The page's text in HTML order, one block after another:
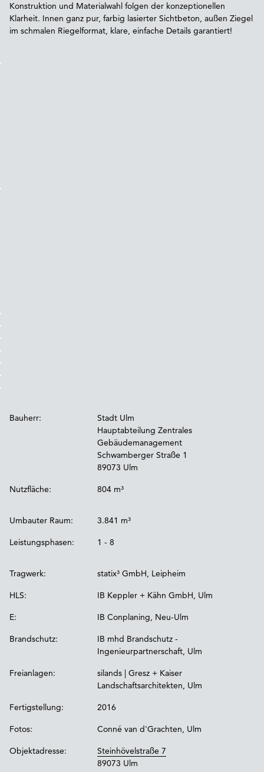
Konstruktion und Materialwahl folgen der konzeptionellen
Klarheit. Innen ganz pur, farbig lasierter Sichtbeton, außen Ziegel
im schmalen Riegelformat, klare, einfache Details garantiert!
Bauherr:
Stadt Ulm
Hauptabteilung Zentrales
Gebäudemanagement
Schwamberger Straße 1
89073 Ulm
Nutzfläche: 804 m³
Umbauter Raum: 3.841 m³
Leistungsphasen: 1 - 8
Tragwerk: statix³ GmbH, Leipheim
HLS: IB Keppler + Kähn GmbH, Ulm
E: IB Conplaning, Neu-Ulm
Brandschutz:
IB mhd Brandschutz -
Ingenieurpartnerschaft, Ulm
Freianlagen:
silands | Gresz + Kaiser
Landschaftsarchitekten, Ulm
Fertigstellung: 2016
Fotos: Conné van d'Grachten, Ulm
Objektadresse:
Steinhövelstraße 7
89073 Ulm